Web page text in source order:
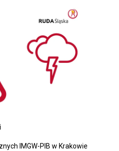
IMGW-PIB w Krakowie